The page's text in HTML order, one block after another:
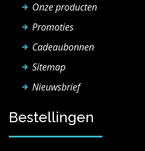
Onze producten
Promoties
Cadeaubonnen
Sitemap
Nieuwsbrief
Bestellingen